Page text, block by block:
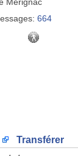
664
Transférer